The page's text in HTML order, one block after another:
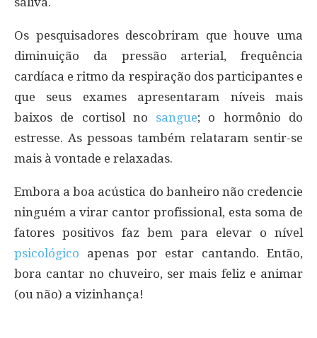
Os pesquisadores descobriram que houve uma
diminuição da pressão arterial, frequência
cardíaca e ritmo da respiração dos participantes e
que seus exames apresentaram níveis mais
baixos de cortisol no sangue; o hormônio do
estresse. As pessoas também relataram sentir-se
mais à vontade e relaxadas.
Embora a boa acústica do banheiro não credencie
ninguém a virar cantor profissional, esta soma de
fatores positivos faz bem para elevar o nível
psicológico apenas por estar cantando. Então,
bora cantar no chuveiro, ser mais feliz e animar
(ou não) a vizinhança!